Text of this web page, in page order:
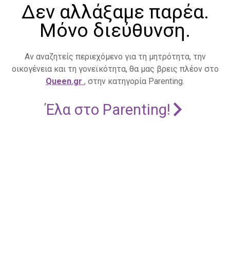
Δεν αλλάξαμε παρέα.
Μόνο διεύθυνση.
Αν αναζητείς περιεχόμενο για τη μητρότητα, την
οικογένεια και τη γονεϊκότητα, θα μας βρεις πλέον στο
Queen.gr , στην κατηγορία Parenting.
Έλα στο Parenting!